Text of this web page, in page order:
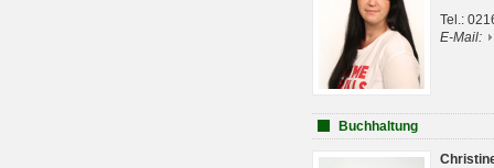
Tel.:
E-Mail:
Buchhaltung